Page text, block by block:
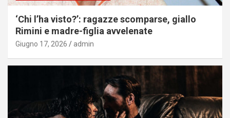
‘Chi l’ha visto?’: ragazze scomparse, giallo
Rimini e madre-figlia avvelenate
Giugno 17, 2026 admin